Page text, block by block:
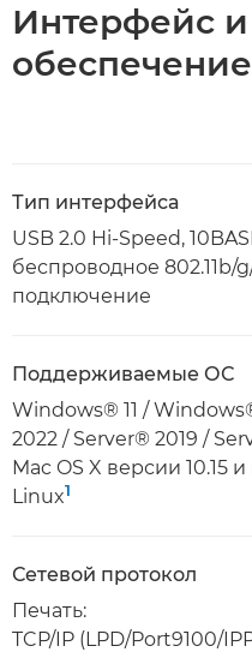
Интерфейс
обеспечение
Тип интерфейса
USB 2.0 Hi-Speed,
беспроводное
подключение
Поддерживаемые ОС
Windows® 11 /
2022 / Server® 2019 /
Mac OS X версии 10.15
Linux1
Сетевой протокол
Печать:
TCP/IP (LPD/Port9100/